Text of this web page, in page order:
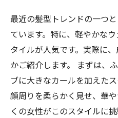
最近の髪型トレンドの一つ
ています。特に、軽やかな
タイルが人気です。実際に
かご紹介します。 まずは、
ブに大きなカールを加えた
顔周りを柔らかく見せ、華
くの女性がこのスタイルに